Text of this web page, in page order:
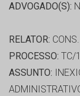
ADVOGADO(S):
RELATOR:
PROCESSO: TC/
ASSUNTO: